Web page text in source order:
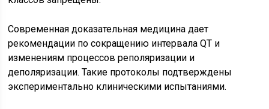
Современная доказательная медицина дает
рекомендации по сокращению интервала QT и
изменениям процессов реполяризации и
деполяризации. Такие протоколы подтверждены
экспериментально клиническими испытаниями.